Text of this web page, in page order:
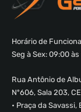
Horário de
Seg à Sex: 09:00
Rua Antônio de
Nº606, Sala 203,
• Praça da